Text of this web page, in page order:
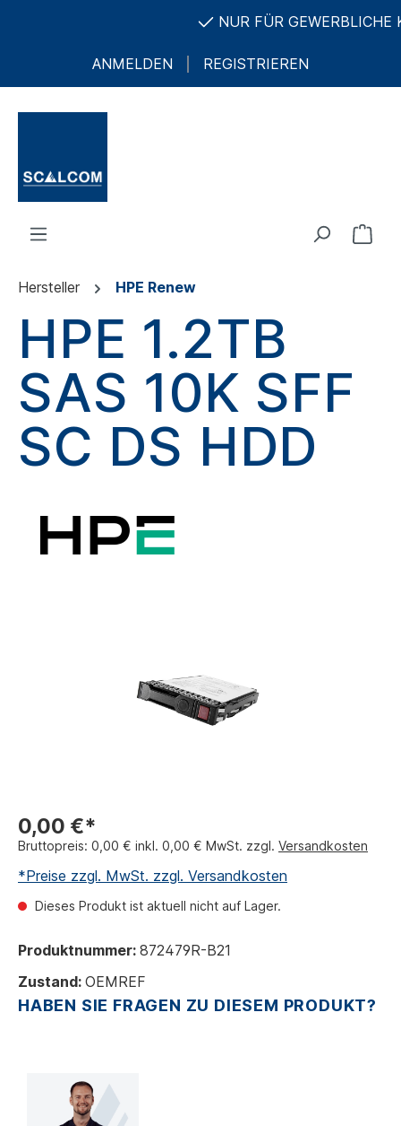
NUR FÜR GEWERBLICHE
ANMELDEN REGISTRIEREN
Hersteller HPE Renew
HPE 1.2TB
SAS 10K SFF
SC DS HDD
0,00 €*
Bruttopreis: 0,00 € inkl. 0,00 € MwSt. zzgl. Versandkosten
*Preise zzgl. MwSt. zzgl. Versandkosten
Dieses Produkt ist aktuell nicht auf Lager.
Produktnummer: 872479R-B21
Zustand: OEMREF
HABEN SIE FRAGEN ZU DIESEM PRODUKT?